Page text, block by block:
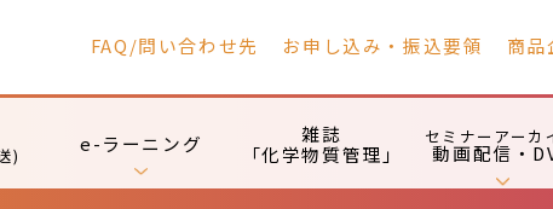
FAQ/問い合わせ先 お申し込み・振込要領 商品
) e-ラーニング
雑誌
「化学物質管理」
セミナーアーカ
動画配信・